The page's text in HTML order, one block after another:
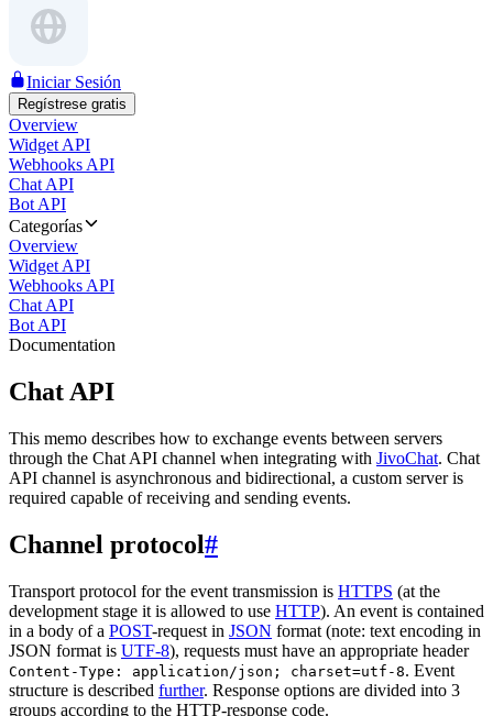
Iniciar Sesión
Regístrese gratis
Overview
Widget API
Webhooks API
Chat API
Bot API
Categorías
Overview
Widget API
Webhooks API
Chat API
Bot API
Documentation
Chat API
This memo describes how to exchange events between servers
through the Chat API channel when integrating with JivoChat. Chat
API channel is asynchronous and bidirectional, a custom server is
required capable of receiving and sending events.
Channel protocol#
Transport protocol for the event transmission is HTTPS (at the
development stage it is allowed to use HTTP). An event is contained
in a body of a POST-request in JSON format (note: text encoding in
JSON format is UTF-8), requests must have an appropriate header
Content-Type: application/json; charset=utf-8. Event
structure is described further. Response options are divided into 3
groups according to the HTTP-response code.